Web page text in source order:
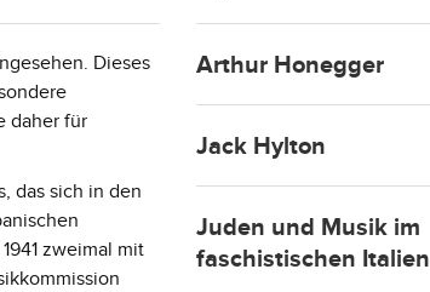
Dieses
daher für
das sich in den
zweimal mit
Arthur Honegger
Jack Hylton
Juden und Musik im
faschistischen Italien